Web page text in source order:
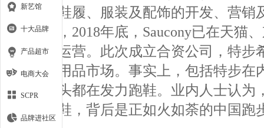
牌旗下鞋履、服装及配饰的开发、营销
注的是，2018年底，Saucony已在天猫
店停止运营。此次成立合资公司，特步
育运动用品市场。事实上，包括特步在
牌四巨头都在发力跑鞋。业内人士认为
发力跑鞋，背后是正如火如荼的中国跑
新艺馆
十大品牌
产品超市
电商大会
SCPR
品牌进社区